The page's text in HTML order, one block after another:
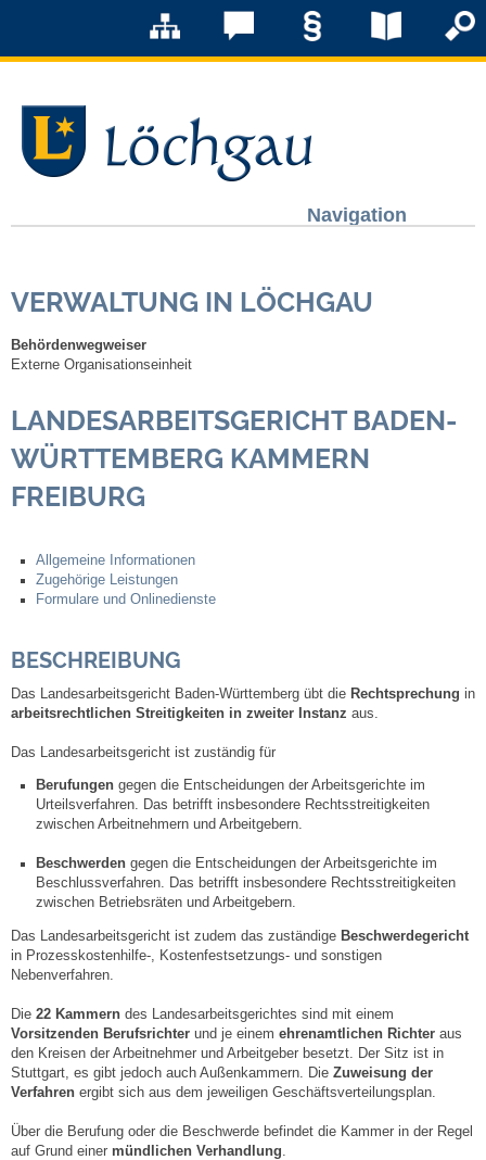
Navigation
Grußwort Bürgermeister
Kurzportrait
Löchgau früher
Zahlen & Fakten
Gebühren und Beiträge
Haushalt 2026
Trinkwasser - Härtebereich
Redaktionsstatut für das Amtsblatt
Service
Fahrplanauskünfte
Abfall-Infos
Ortsplan
Bildergalerie
VERWALTUNG IN LÖCHGAU
Behördenwegweiser
Externe Organisationseinheit
LANDESARBEITSGERICHT BADEN-
WÜRTTEMBERG KAMMERN
FREIBURG
Allgemeine Informationen
Zugehörige Leistungen
Formulare und Onlinedienste
BESCHREIBUNG
Das Landesarbeitsgericht Baden-Württemberg übt die Rechtsprechung in
arbeitsrechtlichen Streitigkeiten in zweiter Instanz aus.
Das Landesarbeitsgericht ist zuständig für
Berufungengegen die Entscheidungen der Arbeitsgerichte im
Urteilsverfahren. Das betrifft insbesondere Rechtsstreitigkeiten
zwischen Arbeitnehmern und Arbeitgebern.
Beschwerdengegen die Entscheidungen der Arbeitsgerichte im
Beschlussverfahren. Das betrifft insbesondere Rechtsstreitigkeiten
zwischen Betriebsräten und Arbeitgebern.
Das Landesarbeitsgericht ist zudem das zuständige Beschwerdegericht
in Prozesskostenhilfe-, Kostenfestsetzungs- und sonstigen
Nebenverfahren.
Die 22 Kammern des Landesarbeitsgerichtes sind mit einem
Vorsitzenden Berufsrichter und je einem ehrenamtlichen Richter aus
den Kreisen der Arbeitnehmer und Arbeitgeber besetzt. Der Sitz ist in
Stuttgart, es gibt jedoch auch Außenkammern. Die Zuweisung der
Verfahren ergibt sich aus dem jeweiligen Geschäftsverteilungsplan.
Über die Berufung oder die Beschwerde befindet die Kammer in der Regel
auf Grund einer mündlichen Verhandlung